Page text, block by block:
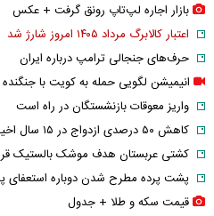
بازار اجاره لپ‌تاپ رونق گرفت + عکس
اعتبار کالابرگ مرداد ۱۴۰۵ امروز شارژ شد
حرف‌های جنجالی ترامپ درباره ایران
انیمیشن لگویی حمله به کویت با جنگنده F-5
واریز معوقات بازنشستگان در راه است
کاهش ۵۰ درصدی ازدواج در ۱۵ سال اخیر
کشتی عربستان هدف موشک بالستیک
پشت پرده مطرح شدن دوباره استعفای
قیمت سکه و طلا + جدول